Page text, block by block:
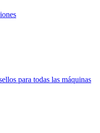
para todas las máquinas